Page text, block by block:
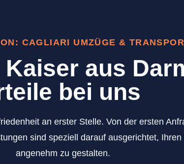
CAGLIARI UMZÜGE &
aus
bei uns
an erster Stelle. Von der ersten
sind speziell darauf ausgerichtet,
angenehm zu gestalten.